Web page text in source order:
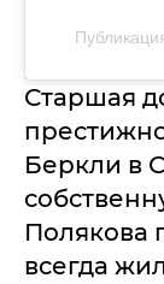
Старшая
Беркли в
Полякова
всегда